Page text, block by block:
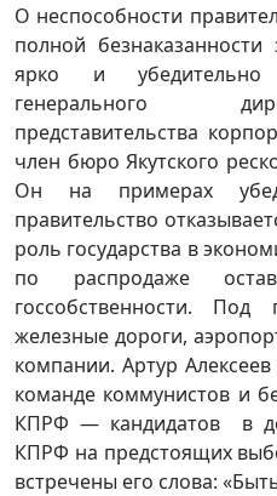
О неспособности
полной
ярко и убедительно
генерального
представительства
член бюро Якутского
Он на примерах
правительство
роль государства в
по распродаже
госсобственности. Под
железные дороги,
компании. Артур
команде коммунистов и
КПРФ — кандидатов в
КПРФ на предстоящих
встречены его слова: